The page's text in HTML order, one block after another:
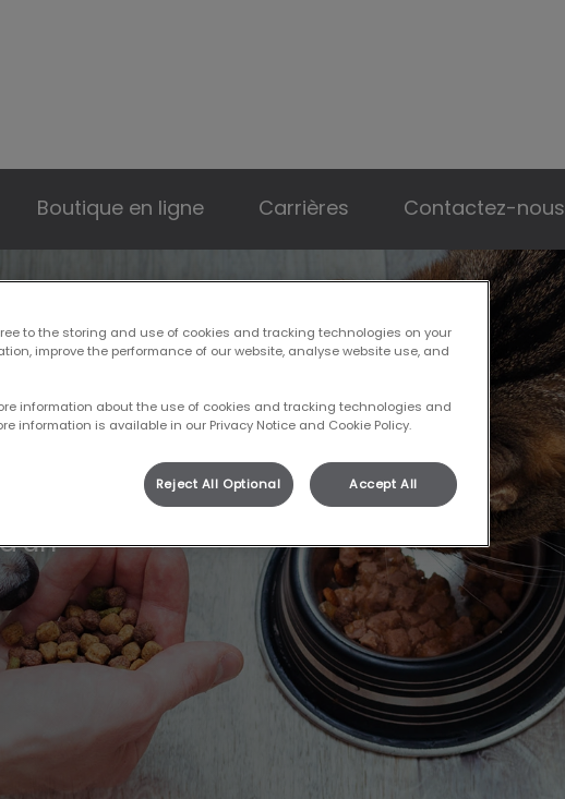
Boutique en ligne Carrières Contactez-nous
to the storing and use of cookies and tracking technologies on your
improve the performance of our website, analyse website use, and
information about the use of cookies and tracking technologies and
information is available in our Privacy Notice and Cookie Policy.
Reject All Optional Accept All